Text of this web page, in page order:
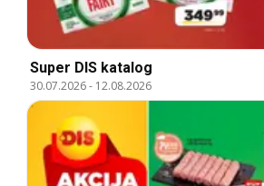
Super DIS katalog
30.07.2026- 12.08.2026